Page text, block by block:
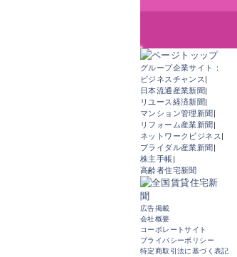
グループ企業サイト：
ビジネスチャンス |
日本流通産業新聞|
リユース経済新聞|
マンション管理新聞 |
リフォーム産業新聞 |
ネットワークビジネス |
ブライダル産業新聞 |
株主手帳|
高齢者住宅新聞
広告掲載
会社概要
コーポレートサイト
プライバシーポリシー
特定商取引法に基づく表記